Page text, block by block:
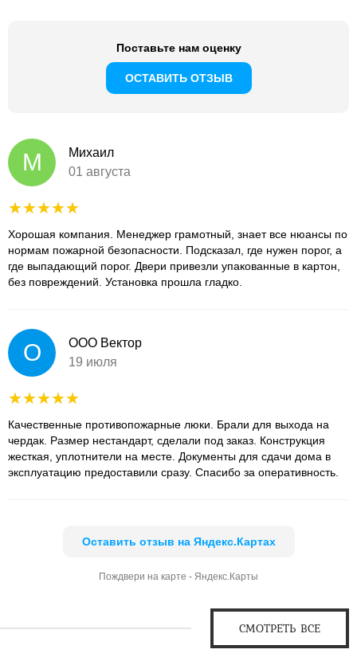
Поставьте нам оценку
ОСТАВИТЬ ОТЗЫВ
М
Михаил
01 августа
Хорошая компания. Менеджер грамотный, знает все нюансы по
нормам пожарной безопасности. Подсказал, где нужен порог, а
где выпадающий порог. Двери привезли упакованные в картон,
без повреждений. Установка прошла гладко.
О
ООО Вектор
19 июля
Качественные противопожарные люки. Брали для выхода на
чердак. Размер нестандарт, сделали под заказ. Конструкция
жесткая, уплотнители на месте. Документы для сдачи дома в
эксплуатацию предоставили сразу. Спасибо за оперативность.
Оставить отзыв на Яндекс.Картах
Пождвери на карте - Яндекс.Карты
СМОТРЕТЬ ВСЕ